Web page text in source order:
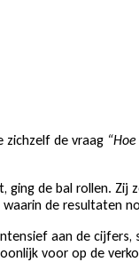
Vanuit een
en geliefd bedrijf
de vraag
de bal rollen.
de resultaten
aan de
voor op de